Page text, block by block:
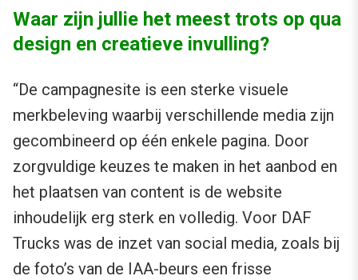
Waar zijn jullie het meest trots op qua
design en creatieve invulling?
“De campagnesite is een sterke visuele
merkbeleving waarbij verschillende media zijn
gecombineerd op één enkele pagina. Door
zorgvuldige keuzes te maken in het aanbod en
het plaatsen van content is de website
inhoudelijk erg sterk en volledig. Voor DAF
Trucks was de inzet van social media, zoals bij
de foto’s van de IAA-beurs een frisse